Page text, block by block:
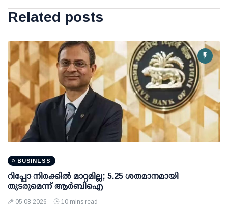
Related posts
BUSINESS
റിപ്പോ നിരക്കില്‍ മാറ്റമില്ല; 5.25 ശതമാനമായി
തുടരുമെന്ന് ആര്‍ബിഐ
05 08 2026 10 mins read